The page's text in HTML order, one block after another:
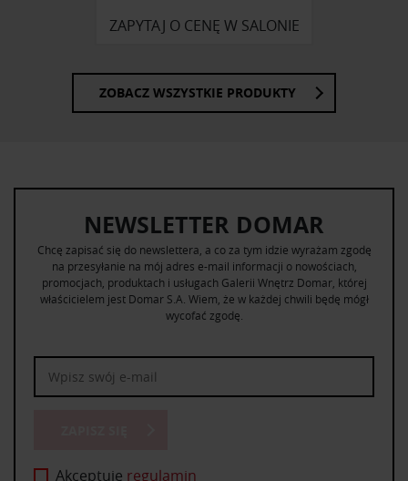
ZAPYTAJ O CENĘ W SALONIE
ZOBACZ WSZYSTKIE PRODUKTY
NEWSLETTER DOMAR
Chcę zapisać się do newslettera, a co za tym idzie wyrażam zgodę
na przesyłanie na mój adres e-mail informacji o nowościach,
promocjach, produktach i usługach Galerii Wnętrz Domar, której
właścicielem jest Domar S.A. Wiem, że w każdej chwili będę mógł
wycofać zgodę.
Akceptuję regulamin